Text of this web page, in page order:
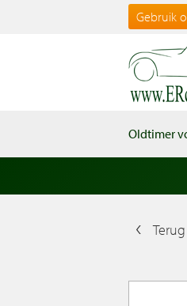
Gebruik
Oldtimer